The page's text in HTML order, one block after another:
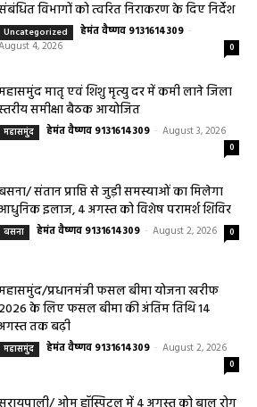
विभागों को त्वरित निराकरण के दिए निर्देश
Uncategorized हेमंत वैष्णव 9131614309 -
4, 2026
0
मातृ एवं शिशु मृत्यु दर में कमी लाने जिला
समीक्षा बैठक आयोजित
महासमुंद हेमंत वैष्णव 9131614309 - August 3, 2026
0
संतान प्राप्ति से जुड़ी समस्याओं का मिलेगा
आधुनिक इलाज, 4 अगस्त को विशेष परामर्श शिविर
बसना हेमंत वैष्णव 9131614309 - August 2, 2026 0
प्रधानमंत्री फसल बीमा योजना खरीफ
2026 के लिए फसल बीमा की अंतिम तिथि 14
तक बढ़ी
महासमुंद हेमंत वैष्णव 9131614309 - August 2, 2026
0